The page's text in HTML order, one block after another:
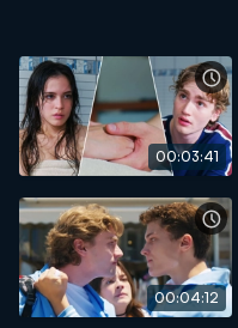
00:03:41
00:04:12